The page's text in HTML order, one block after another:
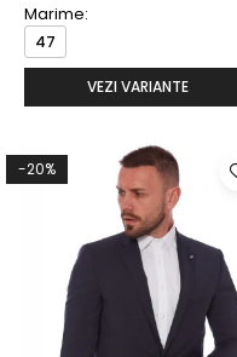
Marime:
47
VEZI VARIANTE
-20%